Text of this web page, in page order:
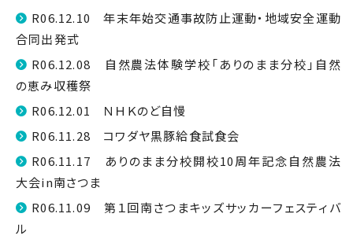
R06.12.10 年末年始交通事故防止運動・地域安全運動
合同出発式
R06.12.08 自然農法体験学校「ありのまま分校」自然
の恵み収穫祭
R06.12.01 ＮＨＫのど自慢
R06.11.28 コワダヤ黒豚給食試食会
R06.11.17 ありのまま分校開校10周年記念自然農法
大会in南さつま
R06.11.09 第１回南さつまキッズサッカーフェスティバ
ル